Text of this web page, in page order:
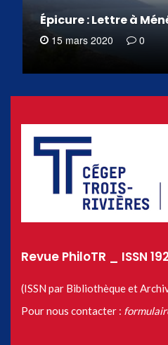
Épicure : Lettre à
15 mars 2020 0
Revue PhiloTR _ ISSN
(ISSN par Bibliothèque et
Pour nous contacter :